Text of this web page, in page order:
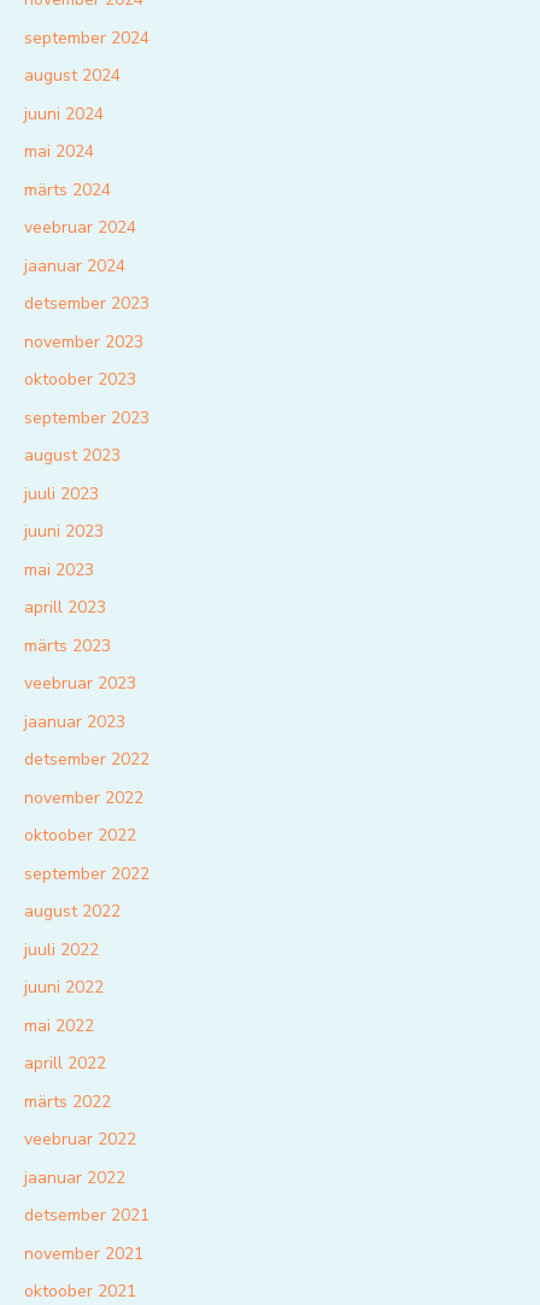
september 2024
august 2024
juuni 2024
mai 2024
märts 2024
veebruar 2024
jaanuar 2024
detsember 2023
november 2023
oktoober 2023
september 2023
august 2023
juuli 2023
juuni 2023
mai 2023
aprill 2023
märts 2023
veebruar 2023
jaanuar 2023
detsember 2022
november 2022
oktoober 2022
september 2022
august 2022
juuli 2022
juuni 2022
mai 2022
aprill 2022
märts 2022
veebruar 2022
jaanuar 2022
detsember 2021
november 2021
oktoober 2021